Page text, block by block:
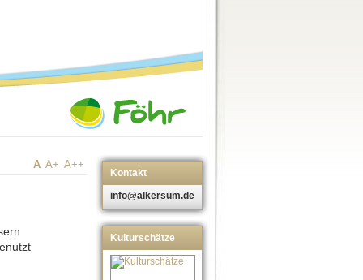
A A+ A++
Kontakt
info@alkersum.de
Kulturschätze